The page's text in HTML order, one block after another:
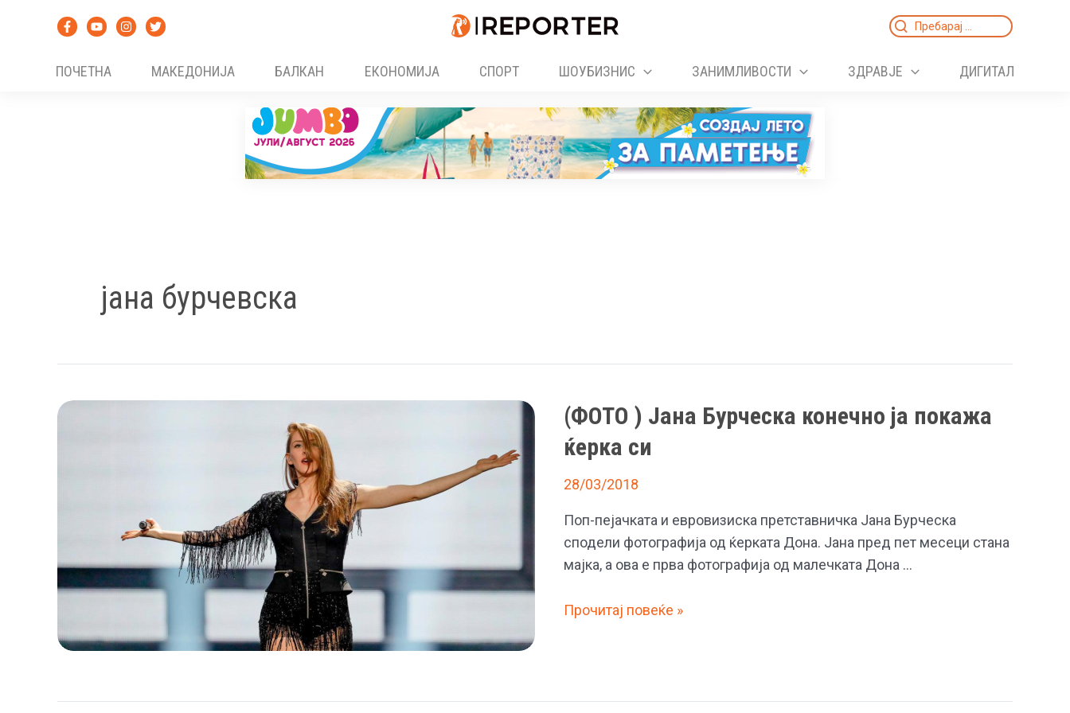
Search
ПОЧЕТНА
МАКЕДОНИЈА БАЛКАН ЕКОНОМИЈА СПОРТ ШОУБИЗНИС ЗАНИМЛИВОСТИ ЗДРАВЈЕ ДИГИТАЛ
јана бурчевска
(ФОТО ) Јана Бурческа конечно ја покажа
ќерка си
28/03/2018
Поп-пејачката и евровизиска претставничка Јана Бурческа
сподели фотографија од ќерката Дона. Јана пред пет месеци стана
мајка, а ова е прва фотографија од малечката Дона …
(ФОТО
конечно
Прочитај повеќе »